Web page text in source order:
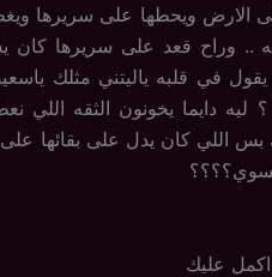
الارض ويحطها على سريرها
.. وراح قعد على سريرها كان
يقول في قلبه ياليتني مثلك
؟ ليه دايما يخونون الثقه
اللي كان يدل على بقائها على
يسوي؟؟؟؟
عليك